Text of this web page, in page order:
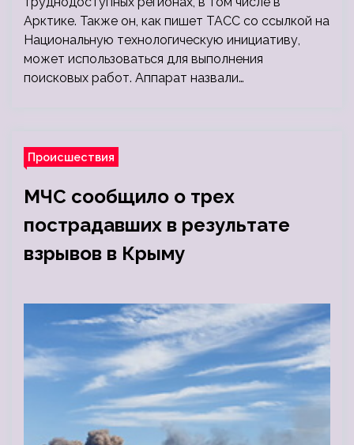
Арктике. Также он, как пишет ТАСС со ссылкой на
Национальную технологическую инициативу,
может использоваться для выполнения
поисковых работ. Аппарат назвали…
Происшествия
МЧС сообщило о трех
пострадавших в результате
взрывов в Крыму